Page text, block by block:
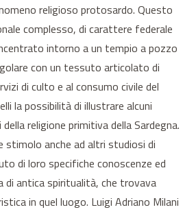
religioso protosardo. Questo
complesso, di carattere federale
intorno a un tempio a pozzo
con un tessuto articolato di
di culto e al consumo civile del
la possibilità di illustrare alcuni
religione primitiva della Sardegna.
stimolo anche ad altri studiosi di
di loro specifiche conoscenze ed
di antica spiritualità, che trovava
in quel luogo. Luigi Adriano Milani